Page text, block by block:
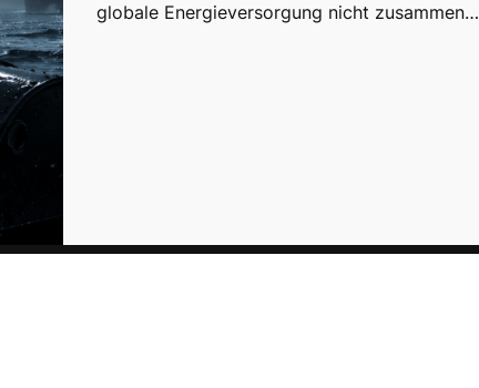
globale Energieversorgung nicht zusammen…